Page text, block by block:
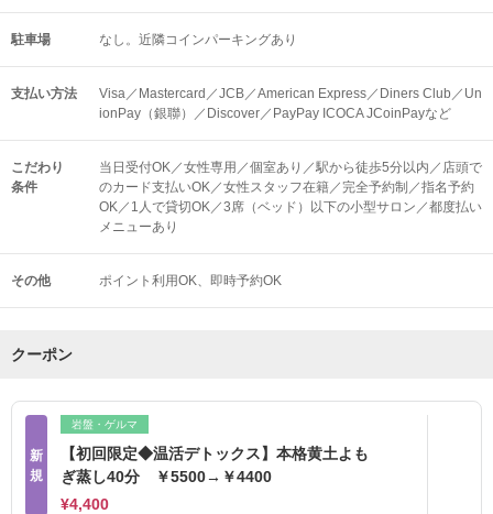
駐車場 なし。近隣コインパーキングあり
支払い方法
Visa／Mastercard／JCB／American Express／Diners Club／Un
ionPay（銀聯）／Discover／PayPay ICOCA JCoinPayなど
こだわり
条件
当日受付OK／女性専用／個室あり／駅から徒歩5分以内／店頭で
のカード支払いOK／女性スタッフ在籍／完全予約制／指名予約
OK／1人で貸切OK／3席（ベッド）以下の小型サロン／都度払い
メニューあり
その他 ポイント利用OK 即時予約OK
クーポン
新
規
岩盤・ゲルマ
【初回限定◆温活デトックス】本格黄土よも
ぎ蒸し40分 ￥5500→￥4400
¥4,400